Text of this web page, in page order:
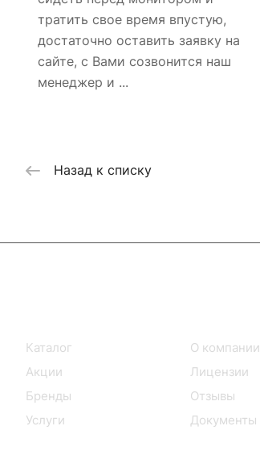
тратить свое время впустую,
достаточно оставить заявку на
сайте, с Вами созвонится наш
менеджер и ...
Назад к списку
Каталог
Акции
Бренды
Услуги
О компании
Лицензии
Отзывы
Документы